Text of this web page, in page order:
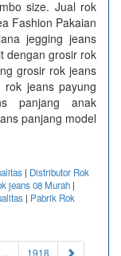
size. Jual rok
Fashion Pakaian
jegging jeans
dengan grosir rok
grosir rok jeans
jeans payung
panjang anak
panjang model
| Distributor Rok
jeans 08 Murah |
| Pabrik Rok
... 1918